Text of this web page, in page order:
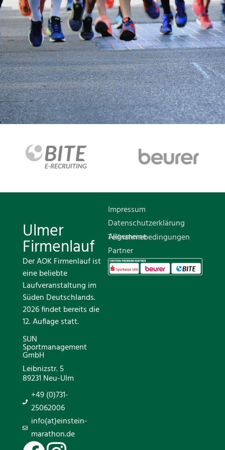
Ulmer
Firmenlauf
Der AOK Firmenlauf ist
eine beliebte
Laufveranstaltung im
Süden Deutschlands.
2026 findet bereits die
12. Auflage statt.
SUN
Sportmanagement
GmbH
Leibnizstr. 5
89231 Neu-Ulm
+49 (0)731-
25062006
info(at)einstein-
marathon.de
Impressum
Datenschutzerklärung
Allgemeine Teilnahmebedingungen
Partner